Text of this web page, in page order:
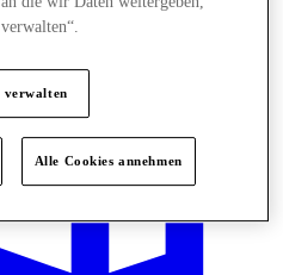
verwalten
Alle Cookies annehmen